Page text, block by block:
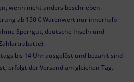
wenn nicht anders beschrieben.
ab 150 € Warenwert nur innerhalb
Sperrgut, deutsche Inseln und
bis 14 Uhr ausgelöst und bezahlt sind
erfolgt der Versand am gleichen Tag.